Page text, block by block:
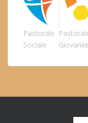
Pastorale
Sociale
Giovanile